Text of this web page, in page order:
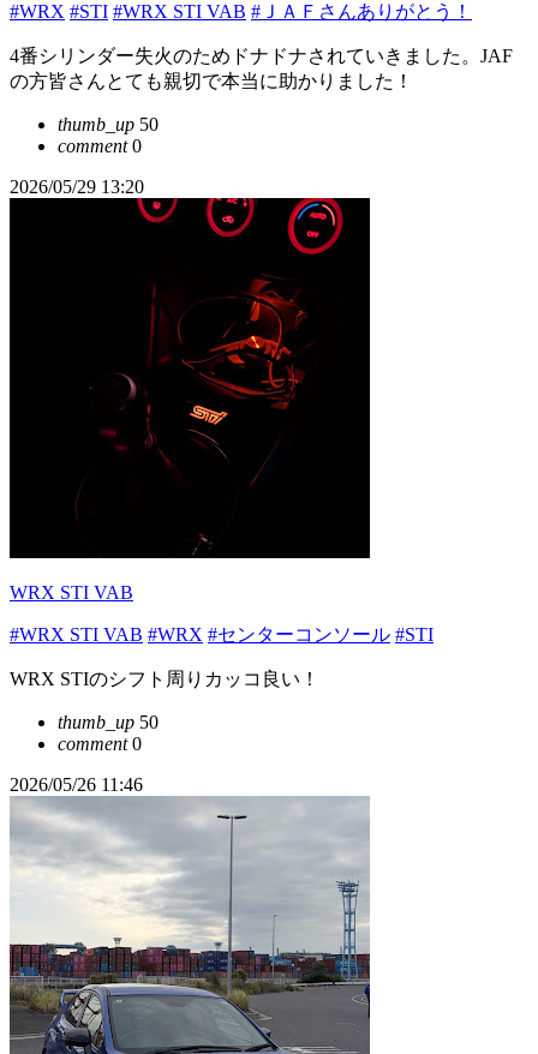
#WRX #STI #WRX STI VAB #ＪＡＦさんありがとう！
4番シリンダー失火のためドナドナされていきました。JAF
の方皆さんとても親切で本当に助かりました！
thumb_up 50
comment0
2026/05/29 13:20
WRX STI VAB
#WRX STI VAB #WRX #センターコンソール #STI
WRX STIのシフト周りカッコ良い！
thumb_up 50
comment0
2026/05/26 11:46